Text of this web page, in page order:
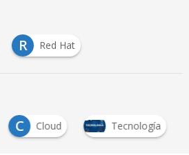
R Red Hat
C Cloud Tecnología